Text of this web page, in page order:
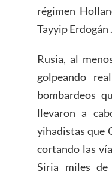
régimen
Tayyip Erdogán .
Rusia, al
golpeando
bombardeos
llevaron a
yihadistas que
cortando las
Siria miles de